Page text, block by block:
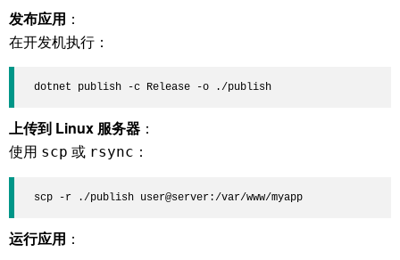
发布应用 ：
在开发机执行：
dotnet publish -c Release -o ./publish
上传到 Linux 服务器 ：
使用 scp 或 rsync ：
scp -r ./publish user@server:/var/www/myapp
运行应用 ：